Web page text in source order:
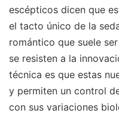
escépticos dicen que
el tacto único de la
romántico que suele
se resisten a la
técnica es que estas
y permiten un control
con sus variaciones